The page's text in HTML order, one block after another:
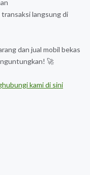
langsung di
dan jual mobil bekas
🚀
kami di sini